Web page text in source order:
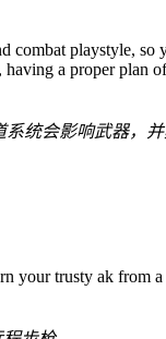
combat playstyle,
a proper plan
统会影响武器，
your trusty ak from a